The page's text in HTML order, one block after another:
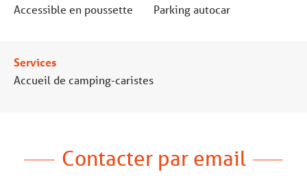
Accessible en poussette
Parking autocar
Services
Accueil de camping-caristes
Contacter par email